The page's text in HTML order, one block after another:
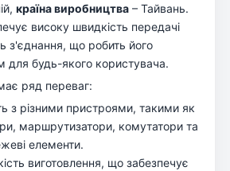
країна виробництва – Тайвань.
високу швидкість передачі
з'єднання, що робить його
для будь-якого користувача.
ряд переваг:
з різними пристроями, такими як
маршрутизатори, комутатори та
елементи.
виготовлення, що забезпечує